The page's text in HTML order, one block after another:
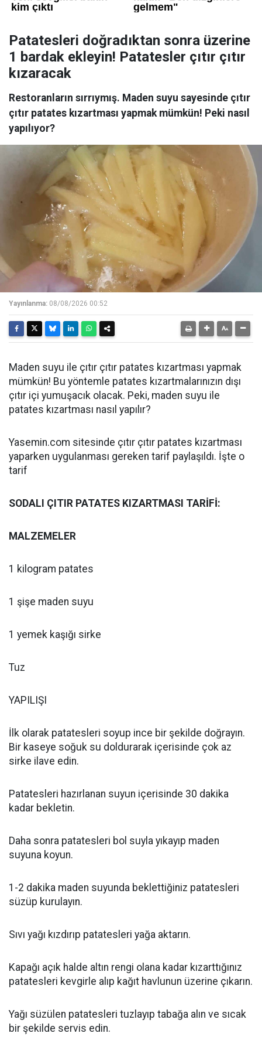
Patatesleri doğradıktan sonra üzerine
1 bardak ekleyin! Patatesler çıtır çıtır
kızaracak
Restoranların sırrıymış. Maden suyu sayesinde çıtır
çıtır patates kızartması yapmak mümkün! Peki nasıl
yapılıyor?
Yayınlanma: 08/08/2026 00:52
Maden suyu ile çıtır çıtır patates kızartması yapmak
mümkün! Bu yöntemle patates kızartmalarınızın dışı
çıtır içi yumuşacık olacak. Peki, maden suyu ile
patates kızartması nasıl yapılır?
Yasemin.com sitesinde çıtır çıtır patates kızartması
yaparken uygulanması gereken tarif paylaşıldı. İşte o
tarif
SODALI ÇITIR PATATES KIZARTMASI TARİFİ:
MALZEMELER
1 kilogram patates
1 şişe maden suyu
1 yemek kaşığı sirke
Tuz
YAPILIŞI
İlk olarak patatesleri soyup ince bir şekilde doğrayın.
Bir kaseye soğuk su doldurarak içerisinde çok az
sirke ilave edin.
Patatesleri hazırlanan suyun içerisinde 30 dakika
kadar bekletin.
Daha sonra patatesleri bol suyla yıkayıp maden
suyuna koyun.
1-2 dakika maden suyunda beklettiğiniz patatesleri
süzüp kurulayın.
Sıvı yağı kızdırıp patatesleri yağa aktarın.
Kapağı açık halde altın rengi olana kadar kızarttığınız
patatesleri kevgirle alıp kağıt havlunun üzerine çıkarın.
Yağı süzülen patatesleri tuzlayıp tabağa alın ve sıcak
bir şekilde servis edin.